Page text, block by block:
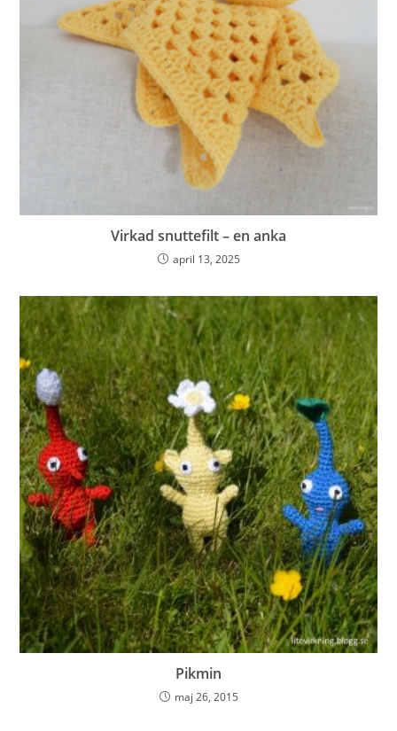
Virkad snuttefilt – en anka
april 13, 2025
Pikmin
maj 26, 2015